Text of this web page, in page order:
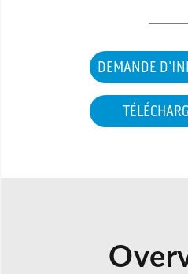
DEMANDE